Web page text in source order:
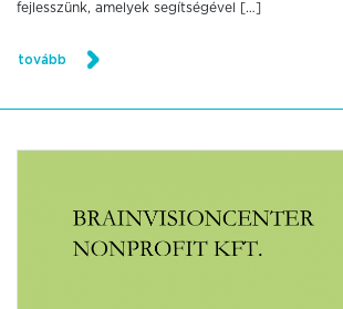
fejlesszünk, amelyek segítségével […]
tovább